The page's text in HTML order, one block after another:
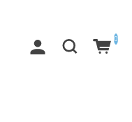
0